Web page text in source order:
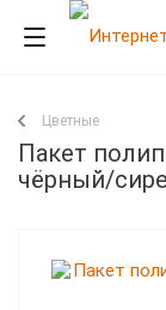
Цветные
Пакет
чёрный/